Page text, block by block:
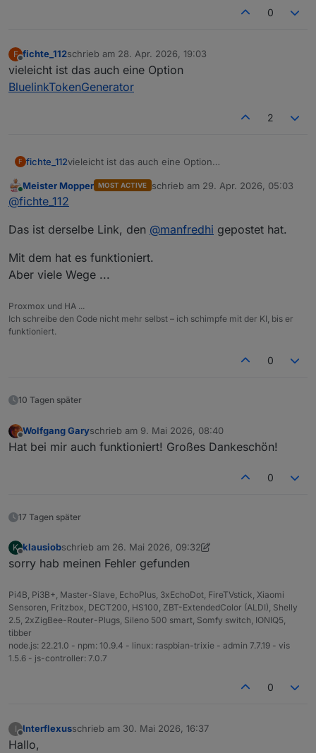
0
F
Offline
fichte_112schrieb am 28. Apr. 2026, 19:03
zuletzt editiert von
vieleicht ist das auch eine Option
BluelinkTokenGenerator
2
F fichte_112vieleicht ist das auch eine Option
Online
Meister Mopper MOST ACTIVE schrieb am 29. Apr. 2026, 05:03
zuletzt editiert von
@fichte_112
Das ist derselbe Link, den @manfredhi gepostet hat.
Mit dem hat es funktioniert.
Aber viele Wege ...
Proxmox und HA ...
Ich schreibe den Code nicht mehr selbst – ich schimpfe mit der KI, bis er
funktioniert.
0
10 Tagen später
Offline
Wolfgang Garyschrieb am 9. Mai 2026, 08:40
zuletzt editiert von
Hat bei mir auch funktioniert! Großes Dankeschön!
0
17 Tagen später
K
Offline
klausiobschrieb am 26. Mai 2026, 09:32
zuletzt editiert von klausiob
sorry hab meinen Fehler gefunden
Pi4B, Pi3B+, Master-Slave, EchoPlus, 3xEchoDot, FireTVstick, Xiaomi
Sensoren, Fritzbox, DECT200, HS100, ZBT-ExtendedColor (ALDI), Shelly
2.5, 2xZigBee-Router-Plugs, Sileno 500 smart, Somfy switch, IONIQ5,
tibber
node.js: 22.21.0 - npm: 10.9.4 - linux: raspbian-trixie - admin 7.7.19 - vis
1.5.6 - js-controller: 7.0.7
0
I
Offline
Interflexusschrieb am 30. Mai 2026, 16:37
zuletzt editiert von
Hallo,